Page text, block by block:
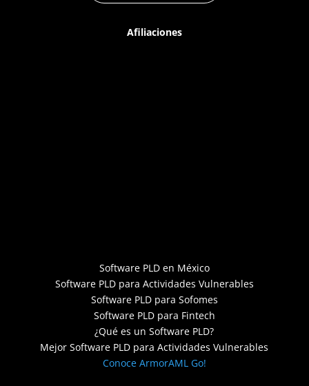
Afiliaciones
Software PLD en México
Software PLD para Actividades Vulnerables
Software PLD para Sofomes
Software PLD para Fintech
¿Qué es un Software PLD?
Mejor Software PLD para Actividades Vulnerables
Conoce ArmorAML Go!